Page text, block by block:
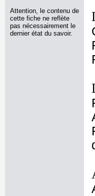
Attention, le contenu de
cette fiche ne reflète
pas nécessairement le
dernier état du savoir.